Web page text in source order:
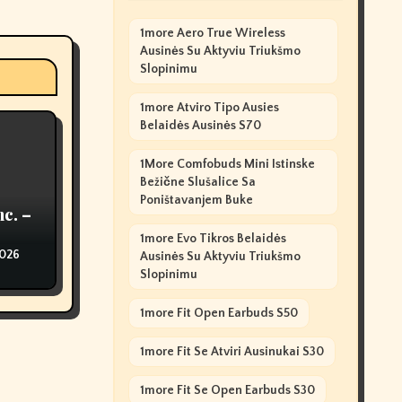
–
1more Aero True Wireless
Ausinės Su Aktyviu Triukšmo
Slopinimu
1more Atviro Tipo Ausies
Belaidės Ausinės S70
1More Comfobuds Mini Istinske
Bežične Slušalice Sa
Poništavanjem Buke
1more Evo Tikros Belaidės
Ausinės Su Aktyviu Triukšmo
Slopinimu
1more Fit Open Earbuds S50
1more Fit Se Atviri Ausinukai S30
1more Fit Se Open Earbuds S30